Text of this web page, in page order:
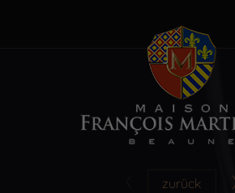
zurück